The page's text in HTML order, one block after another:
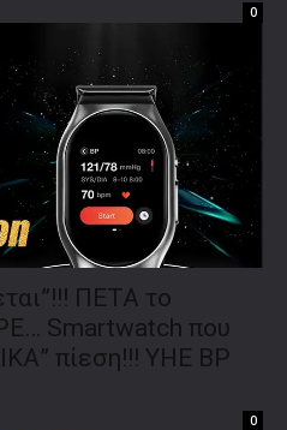
0
ΠΕΤΑ το
Smartwatch που
πίεση!!! YHE BP
0